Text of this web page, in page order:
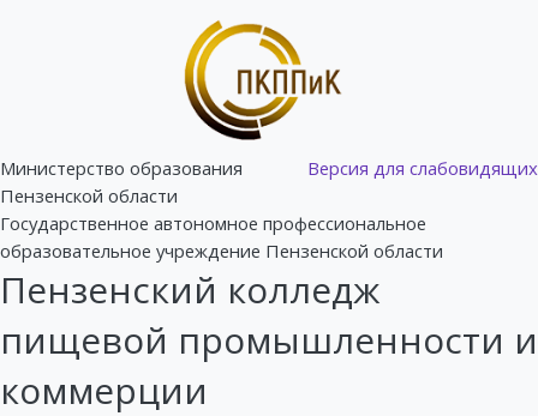
Версия для слабовидящих
Министерство образования
Пензенской области
Государственное автономное профессиональное
образовательное учреждение Пензенской области
Пензенский колледж
пищевой промышленности и
коммерции